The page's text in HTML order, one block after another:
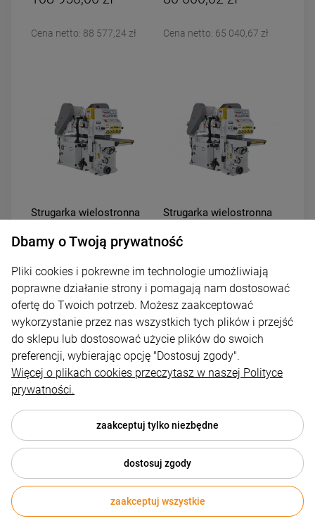
Cena netto: 88 577,24 zł Cena netto: 65 040,67 zł
Strugarka wielostronna
brak
77 490,05 zł
Cena netto: 63 000,04 zł
Strugarka wielostronna
102 090,02 zł
83 000,02 zł
Newsletter
Dbamy o Twoją prywatność
Pliki cookies i pokrewne im technologie umożliwiają
poprawne działanie strony i pomagają nam dostosować
ofertę do Twoich potrzeb. Możesz zaakceptować
wykorzystanie przez nas wszystkich tych plików i przejść
do sklepu lub dostosować użycie plików do swoich
preferencji, wybierając opcję "Dostosuj zgody".
Więcej o plikach cookies przeczytasz w naszej Polityce
prywatności.
zaakceptuj tylko niezbędne
dostosuj zgody
zaakceptuj wszystkie